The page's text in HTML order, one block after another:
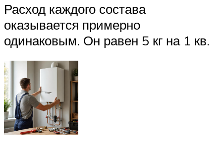
Расход каждого состава
оказывается примерно
одинаковым. Он равен 5 кг на 1 кв.